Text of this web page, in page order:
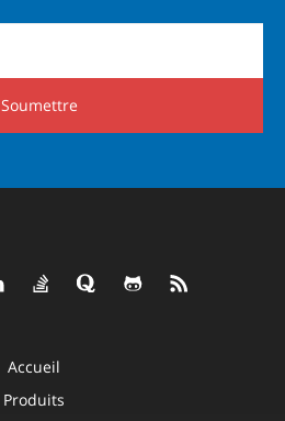
Soumettre
Accueil
Produits